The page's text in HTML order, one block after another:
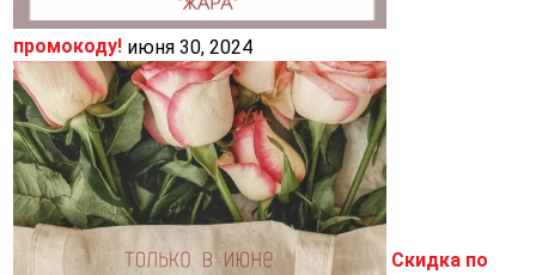
промокоду! июня 30, 2024
Скидка по